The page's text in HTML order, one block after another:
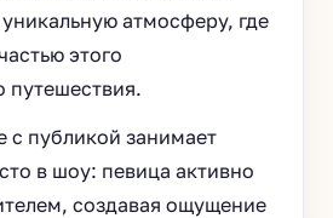
атмосферу, где
этого
путешествия.
с публикой занимает
в шоу: певица активно
создавая ощущение